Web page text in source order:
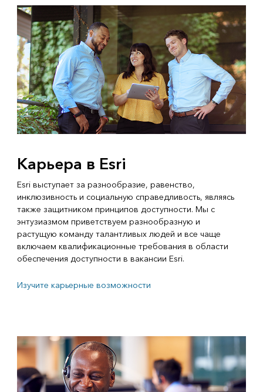
Карьера в Esri
Esri выступает за разнообразие, равенство,
инклюзивность и социальную справедливость, являясь
также защитником принципов доступности. Мы с
энтузиазмом приветствуем разнообразную и
растущую команду талантливых людей и все чаще
включаем квалификационные требования в области
обеспечения доступности в вакансии Esri.
Изучите карьерные возможности